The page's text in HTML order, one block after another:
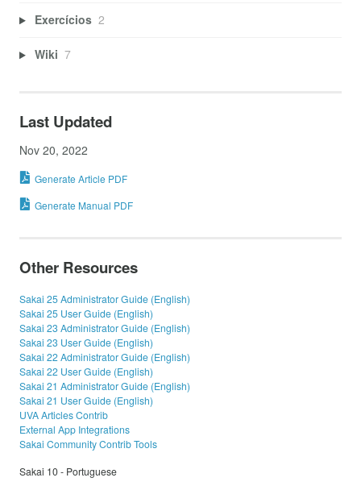
Exercícios 2
Wiki 7
Last Updated
Nov 20, 2022
Generate Article PDF
Generate Manual PDF
Other Resources
Sakai 25 Administrator Guide (English)
Sakai 25 User Guide (English)
Sakai 23 Administrator Guide (English)
Sakai 23 User Guide (English)
Sakai 22 Administrator Guide (English)
Sakai 22 User Guide (English)
Sakai 21 Administrator Guide (English)
Sakai 21 User Guide (English)
UVA Articles Contrib
External App Integrations
Sakai Community Contrib Tools
Sakai 10 - Portuguese